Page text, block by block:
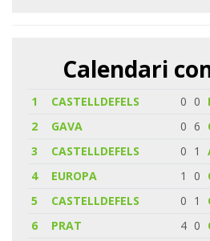
Calendari
1 CASTELLDEFELS 0 0
2
GAVA 0 6
3
CASTELLDEFELS 0 1
4
EUROPA 1 0
5
CASTELLDEFELS 0 1
6
PRAT 4 0